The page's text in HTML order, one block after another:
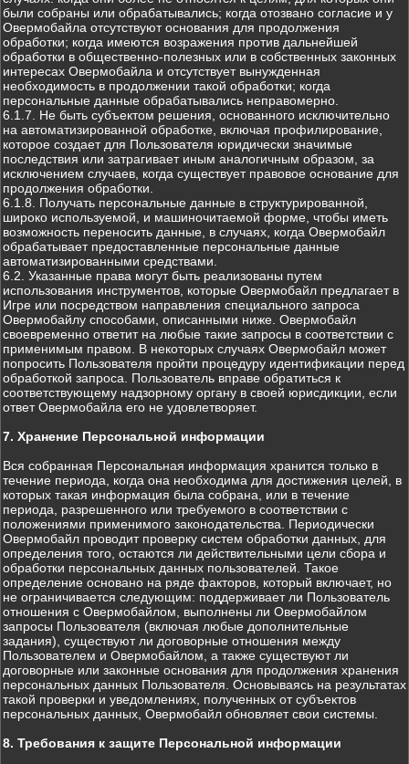
были собраны или обрабатывались; когда отозвано согласие и у
Овермобайла отсутствуют основания для продолжения
обработки; когда имеются возражения против дальнейшей
обработки в общественно-полезных или в собственных законных
интересах Овермобайла и отсутствует вынужденная
необходимость в продолжении такой обработки; когда
персональные данные обрабатывались неправомерно.
6.1.7. Не быть субъектом решения, основанного исключительно
на автоматизированной обработке, включая профилирование,
которое создает для Пользователя юридически значимые
последствия или затрагивает иным аналогичным образом, за
исключением случаев, когда существует правовое основание для
продолжения обработки.
6.1.8. Получать персональные данные в структурированной,
широко используемой, и машиночитаемой форме, чтобы иметь
возможность переносить данные, в случаях, когда Овермобайл
обрабатывает предоставленные персональные данные
автоматизированными средствами.
6.2. Указанные права могут быть реализованы путем
использования инструментов, которые Овермобайл предлагает в
Игре или посредством направления специального запроса
Овермобайлу способами, описанными ниже. Овермобайл
своевременно ответит на любые такие запросы в соответствии с
применимым правом. В некоторых случаях Овермобайл может
попросить Пользователя пройти процедуру идентификации перед
обработкой запроса. Пользователь вправе обратиться к
соответствующему надзорному органу в своей юрисдикции, если
ответ Овермобайла его не удовлетворяет.
7. Хранение Персональной информации
Вся собранная Персональная информация хранится только в
течение периода, когда она необходима для достижения целей, в
которых такая информация была собрана, или в течение
периода, разрешенного или требуемого в соответствии с
положениями применимого законодательства. Периодически
Овермобайл проводит проверку систем обработки данных, для
определения того, остаются ли действительными цели сбора и
обработки персональных данных пользователей. Такое
определение основано на ряде факторов, который включает, но
не ограничивается следующим: поддерживает ли Пользователь
отношения с Овермобайлом, выполнены ли Овермобайлом
запросы Пользователя (включая любые дополнительные
задания), существуют ли договорные отношения между
Пользователем и Овермобайлом, а также существуют ли
договорные или законные основания для продолжения хранения
персональных данных Пользователя. Основываясь на результатах
такой проверки и уведомлениях, полученных от субъектов
персональных данных, Овермобайл обновляет свои системы.
8. Требования к защите Персональной информации